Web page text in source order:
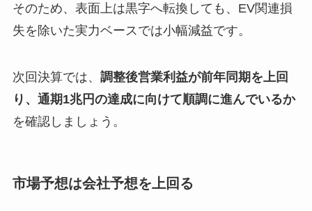
そのため、表面上は黒字へ転換しても、EV関連損
失を除いた実力ベースでは小幅減益です。
次回決算では、 調整後営業利益が前年同期を上回
り、通期1兆円の達成に向けて順調に進んでいるか
を確認しましょう。
市場予想は会社予想を上回る